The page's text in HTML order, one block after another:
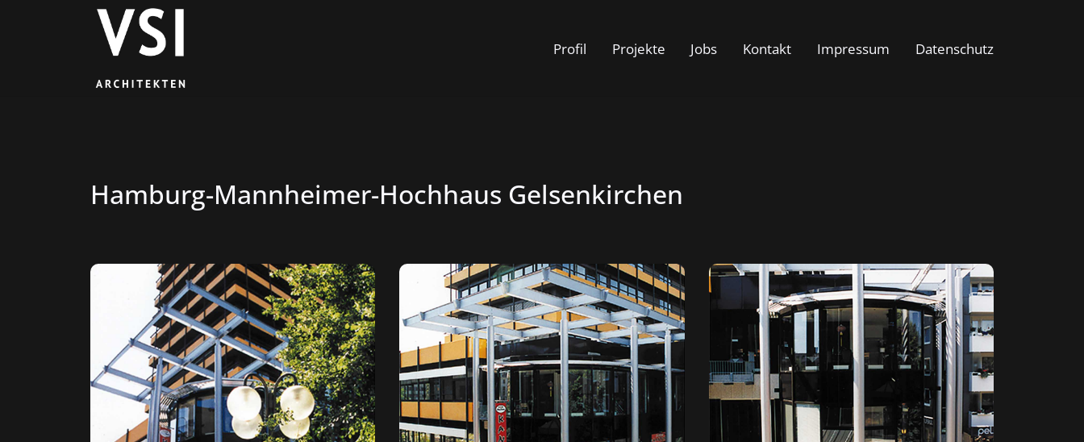
Profil Projekte Jobs Kontakt Impressum Datenschutz
Hamburg-Mannheimer-Hochhaus Gelsenkirchen